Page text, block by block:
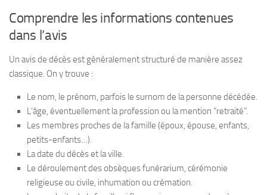
Comprendre les informations contenues
dans l’avis
Un avis de décès est généralement structuré de manière assez
classique. On y trouve :
Le nom, le prénom, parfois le surnom de la personne décédée.
L’âge, éventuellement la profession ou la mention “retraité”.
Les membres proches de la famille (époux, épouse, enfants,
petits-enfants…).
La date du décès et la ville.
Le déroulement des obsèques funérarium, cérémonie
religieuse ou civile, inhumation ou crémation.